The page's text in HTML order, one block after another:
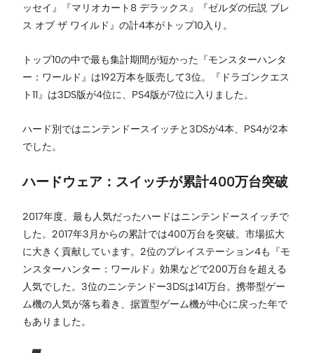
ッセイ』『マリオカート8 デラックス』『ゼルダの伝説 ブレ
ス オブ ザ ワイルド』の計4本がトップ10入り。
トップ10の中で最も集計期間が短かった『モンスターハンタ
ー：ワールド』は192万本を販売して3位。『ドラゴンクエス
ト11』は3DS版が4位に、PS4版が7位に入りました。
ハード別ではニンテンドースイッチと3DSが4本、PS4が2本
でした。
ハードウェア：スイッチが累計400万台突破
2017年度、最も人気だったハードはニンテンドースイッチで
した。2017年3月からの累計では400万台を突破。市場拡大
に大きく貢献しています。2位のプレイステーション4も『モ
ンスターハンター：ワールド』効果などで200万台を超える
人気でした。3位のニンテンドー3DSは141万台。携帯型ゲー
ム機の人気が落ち着き、据置型ゲーム機が中心に戻った年で
もありました。